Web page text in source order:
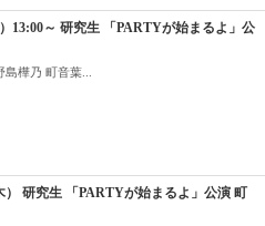
13:00～ 研究生 「PARTYが始まるよ」公
樺乃 町音葉...
） 研究生 「PARTYが始まるよ」公演 町